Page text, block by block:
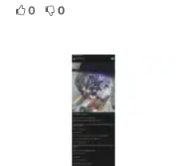
0
0